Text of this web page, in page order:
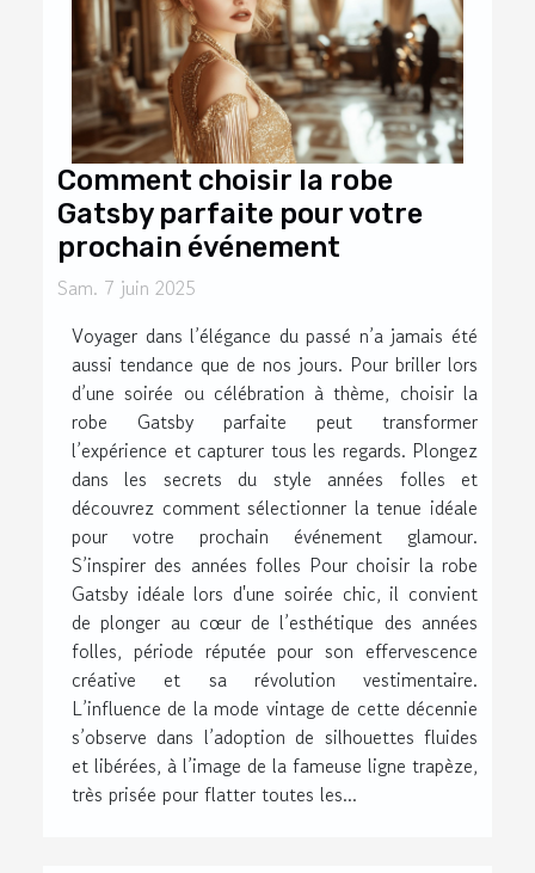
Comment choisir la robe
Gatsby parfaite pour votre
prochain événement
Sam. 7 juin 2025
Voyager dans l’élégance du passé n’a jamais été
aussi tendance que de nos jours. Pour briller lors
d’une soirée ou célébration à thème, choisir la
robe Gatsby parfaite peut transformer
l’expérience et capturer tous les regards. Plongez
dans les secrets du style années folles et
découvrez comment sélectionner la tenue idéale
pour votre prochain événement glamour.
S’inspirer des années folles Pour choisir la robe
Gatsby idéale lors d'une soirée chic, il convient
de plonger au cœur de l’esthétique des années
folles, période réputée pour son effervescence
créative et sa révolution vestimentaire.
L’influence de la mode vintage de cette décennie
s’observe dans l’adoption de silhouettes fluides
et libérées, à l’image de la fameuse ligne trapèze,
très prisée pour flatter toutes les...